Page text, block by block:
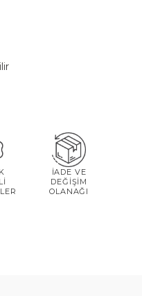
İADE VE
DEĞİŞİM
OLANAĞI